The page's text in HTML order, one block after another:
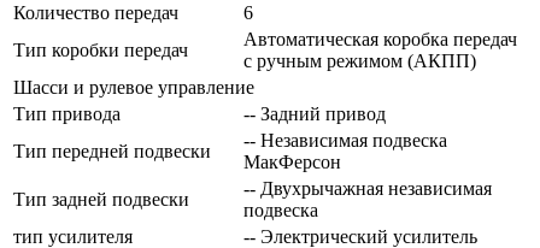
Количество передач
6
Тип коробки передач
Автоматическая коробка передач
с ручным режимом (АКПП)
Шасси и рулевое управление
Тип привода
-- Задний привод
Тип передней подвески
-- Независимая подвеска
МакФерсон
Тип задней подвески
-- Двухрычажная независимая
подвеска
тип усилителя
-- Электрический усилитель